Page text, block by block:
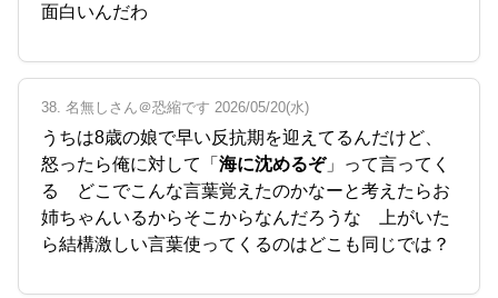
面白いんだわ
38. 名無しさん＠恐縮です 2026/05/20(水)
うちは8歳の娘で早い反抗期を迎えてるんだけど、
怒ったら俺に対して「 海に沈めるぞ」って言ってく
る どこでこんな言葉覚えたのかなーと考えたらお
姉ちゃんいるからそこからなんだろうな 上がいた
ら結構激しい言葉使ってくるのはどこも同じでは？